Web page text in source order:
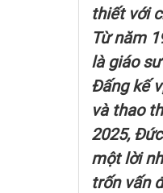
thiết với
Từ năm
là giáo
Đấng kế
và thao
2025,
một lời
trốn vấn